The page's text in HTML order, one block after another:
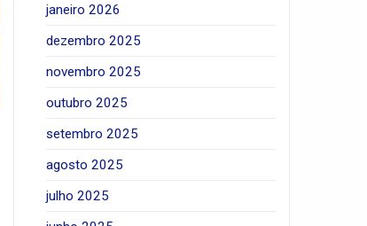
janeiro 2026
dezembro 2025
novembro 2025
outubro 2025
setembro 2025
agosto 2025
julho 2025